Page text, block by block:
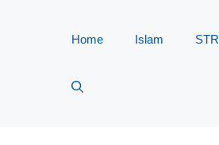
Home Islam STR